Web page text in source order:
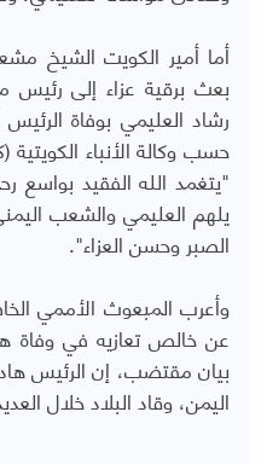
أما أمير الكويت الشيخ
بعث برقية عزاء إلى رئيس
رشاد العليمي بوفاة
حسب وكالة الأنباء
"يتغمد الله الفقيد بواسع
يلهم العليمي والشعب
الصبر وحسن العزاء".
وأعرب المبعوث الأممي
عن خالص تعازيه في وفاة
بيان مقتضب، إن الرئيس
اليمن، وقاد البلاد خلال